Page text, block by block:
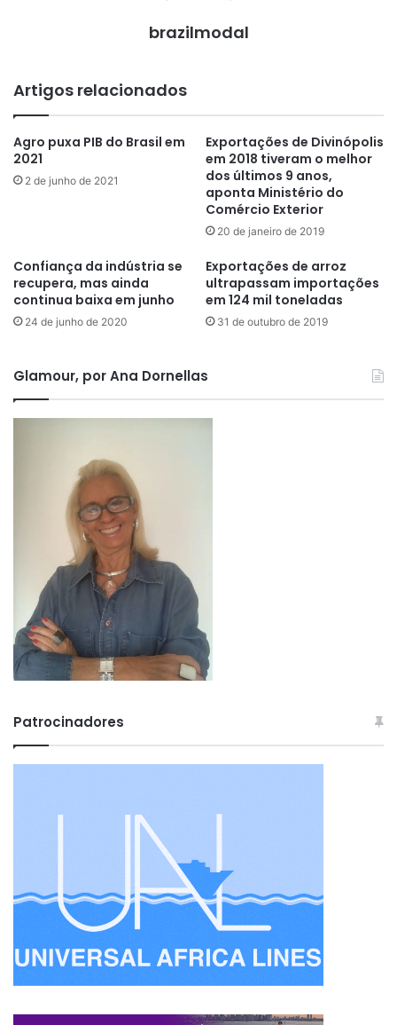
brazilmodal
Artigos relacionados
Agro puxa PIB do Brasil em
2021
2 de junho de 2021
Exportações de Divinópolis
em 2018 tiveram o melhor
dos últimos 9 anos,
aponta Ministério do
Comércio Exterior
20 de janeiro de 2019
Confiança da indústria se
recupera, mas ainda
continua baixa em junho
24 de junho de 2020
Exportações de arroz
ultrapassam importações
em 124 mil toneladas
31 de outubro de 2019
Glamour, por Ana Dornellas
Patrocinadores